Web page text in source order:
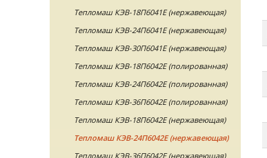
Тепломаш КЭВ-18П6041Е (нержавеющая)
Тепломаш КЭВ-24П6041Е (нержавеющая)
Тепломаш КЭВ-30П6041Е (нержавеющая)
Тепломаш КЭВ-18П6042Е (полированная)
Тепломаш КЭВ-24П6042Е (полированная)
Тепломаш КЭВ-36П6042Е (полированная)
Тепломаш КЭВ-18П6042Е (нержавеющая)
Тепломаш КЭВ-24П6042Е (нержавеющая)
Тепломаш КЭВ-36П6042Е (нержавеющая)